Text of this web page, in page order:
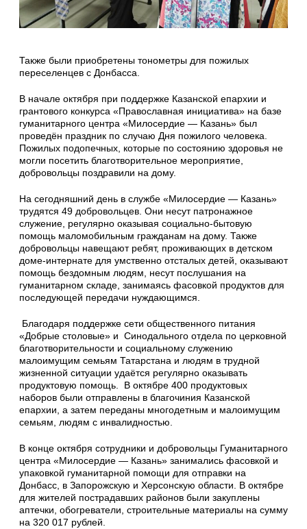
Также были приобретены тонометры для пожилых
переселенцев с Донбасса.
В начале октября при поддержке Казанской епархии и
грантового конкурса «Православная инициатива» на базе
гуманитарного центра «Милосердие — Казань» был
проведён праздник по случаю Дня пожилого человека.
Пожилых подопечных, которые по состоянию здоровья не
могли посетить благотворительное мероприятие,
добровольцы поздравили на дому.
На сегодняшний день в службе «Милосердие — Казань»
трудятся 49 добровольцев. Они несут патронажное
служение, регулярно оказывая социально-бытовую
помощь маломобильным гражданам на дому. Также
добровольцы навещают ребят, проживающих в детском
доме-интернате для умственно отсталых детей, оказывают
помощь бездомным людям, несут послушания на
гуманитарном складе, занимаясь фасовкой продуктов для
последующей передачи нуждающимся.
Благодаря поддержке сети общественного питания
«Добрые столовые» и Синодального отдела по церковной
благотворительности и социальному служению
малоимущим семьям Татарстана и людям в трудной
жизненной ситуации удаётся регулярно оказывать
продуктовую помощь. В октябре 400 продуктовых
наборов были отправлены в благочиния Казанской
епархии, а затем переданы многодетным и малоимущим
семьям, людям с инвалидностью.
В конце октября сотрудники и добровольцы Гуманитарного
центра «Милосердие — Казань» занимались фасовкой и
упаковкой гуманитарной помощи для отправки на
Донбасс, в Запорожскую и Херсонскую области. В октябре
для жителей пострадавших районов были закуплены
аптечки, обогреватели, строительные материалы на сумму
на 320 017 рублей.